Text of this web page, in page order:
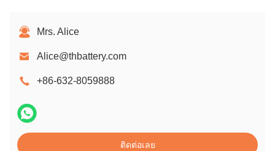
Mrs. Alice
Alice@thbattery.com
+86-632-8059888
ติดต่อเลย